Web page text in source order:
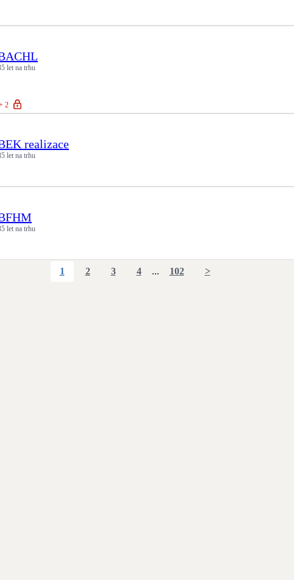
let na trhu
2
realizace
let na trhu
let na trhu
1 2 3 4 ... 102 >